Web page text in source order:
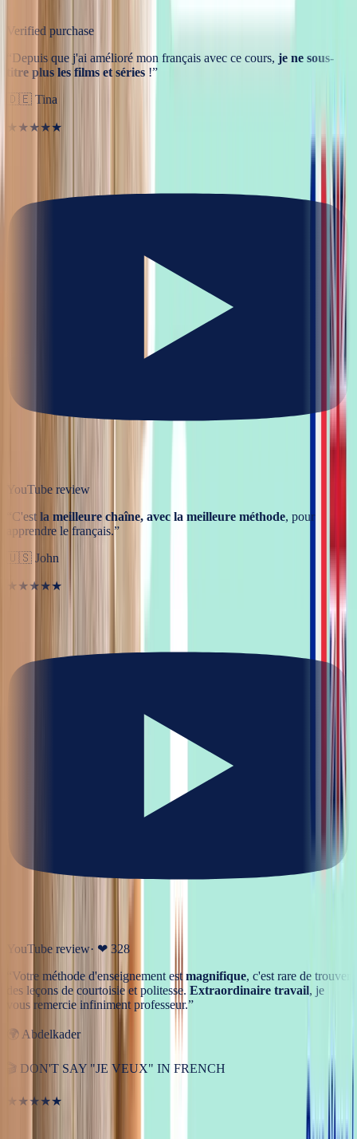
Verified purchase
Depuis que j'ai amélioré mon français avec ce cours, je ne sous-
titre plus les films et séries !”
🇩🇪 Tina
★★★★★
YouTube review
C'est la meilleure chaîne, avec la meilleure méthode, pour
apprendre le français.”
🇺🇸 John
★★★★★
YouTube review· ❤ 328
Votre méthode d'enseignement est magnifique, c'est rare de trouver
des leçons de courtoisie et politesse. Extraordinaire travail, je
vous remercie infiniment professeur.”
🌍 Abdelkader
🎬 DON'T SAY "JE VEUX" IN FRENCH
★★★★★